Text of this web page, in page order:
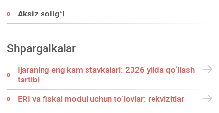
Aksiz soligʻi
Shpargalkalar
Ijaraning eng kam stavkalari: 2026 yilda qoʻllash
tartibi
ERI va fiskal modul uchun toʻlovlar: rekvizitlar